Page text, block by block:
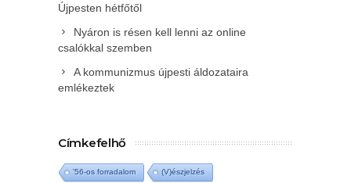
Újpesten hétfőtől
Nyáron is résen kell lenni az online
csalókkal szemben
A kommunizmus újpesti áldozataira
emlékeztek
Címkefelhő
'56-os forradalom (V)észjelzés